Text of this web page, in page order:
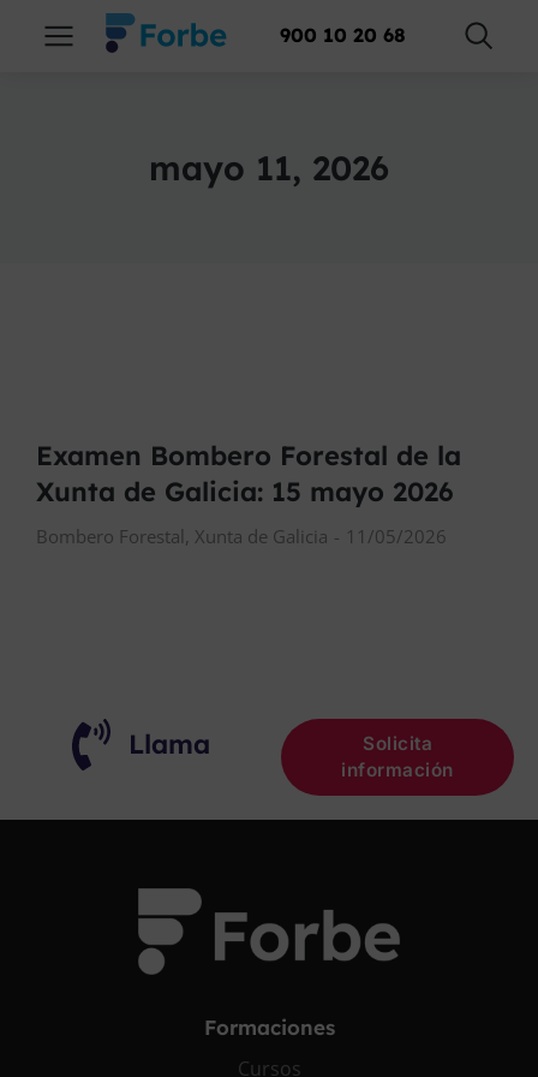
900 10 20 68
mayo 11, 2026
Examen Bombero Forestal de la
Xunta de Galicia: 15 mayo 2026
Bombero Forestal, Xunta de Galicia 11/05/2026
Llama
Solicita
información
Formaciones
Cursos